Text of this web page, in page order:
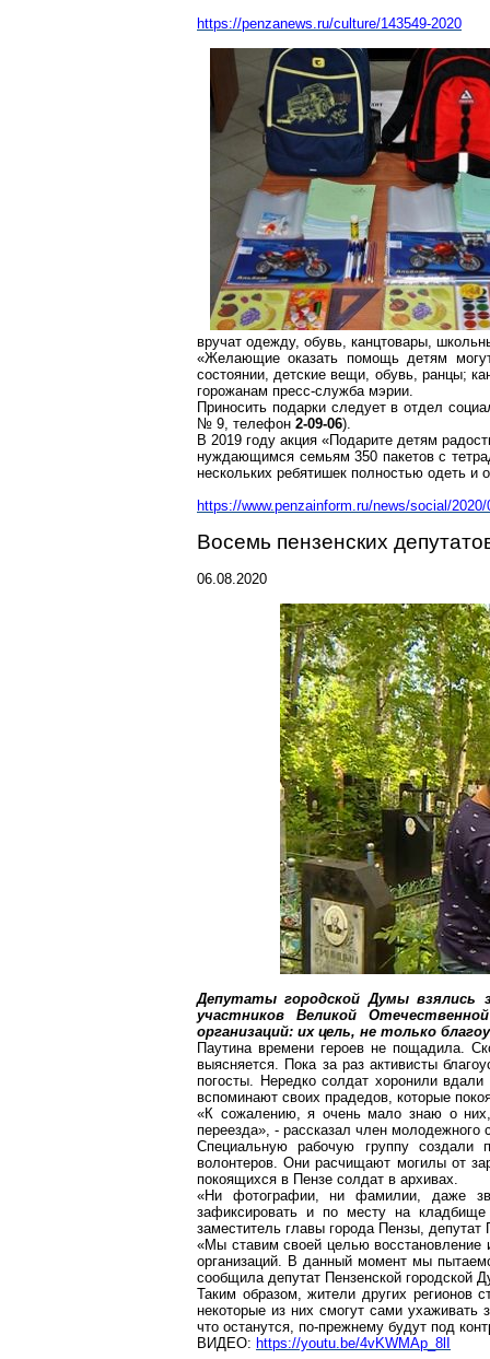
https://penzanews.ru/culture/143549-2020
вручат одежду, обувь, канцтовары,
«Желающие оказать помощь детям
состоянии, детские вещи, обувь, ранцы;
горожанам пресс-служба мэрии.
Приносить подарки следует в отдел
№ 9, телефон 2-09-06).
В 2019 году акция «Подарите детям
нуждающимся семьям 350 пакетов с
нескольких ребятишек полностью одеть и
https://www.penzainform.ru/news/social/
Восемь пензенских
06.08.2020
Депутаты городской Думы взялись
участников Великой
организаций: их цель, не только
Паутина времени героев не пощадила.
выясняется. Пока за раз активисты
погосты. Нередко солдат хоронили
вспоминают своих прадедов, которые
«К сожалению, я очень мало знаю о них,
переезда», - рассказал член
Специальную рабочую группу
волонтеров. Они расчищают могилы от
покоящихся в Пензе солдат в архивах.
«Ни фотографии, ни фамилии, даже
зафиксировать и по месту на кладбище
заместитель главы города Пензы,
«Мы ставим своей целью восстановление
организаций. В данный момент мы
сообщила депутат Пензенской городской
Таким образом, жители других регионов
некоторые из них смогут сами ухаживать
что останутся, по-прежнему будут под
ВИДЕО: https://youtu.be/4vKWMAp_8lI